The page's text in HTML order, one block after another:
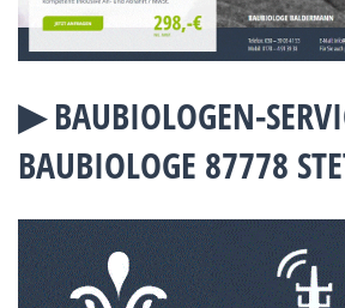
▶︎ BAUBIOLOGEN-
BAUBIOLOGE 87778